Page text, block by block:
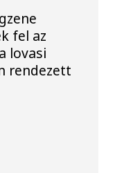
fel az
lovasi
rendezett